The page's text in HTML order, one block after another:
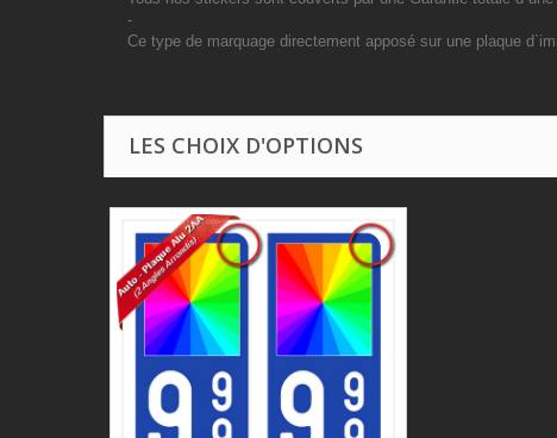
-
Ce type de marquage directement apposé sur une plaque
LES CHOIX D'OPTIONS